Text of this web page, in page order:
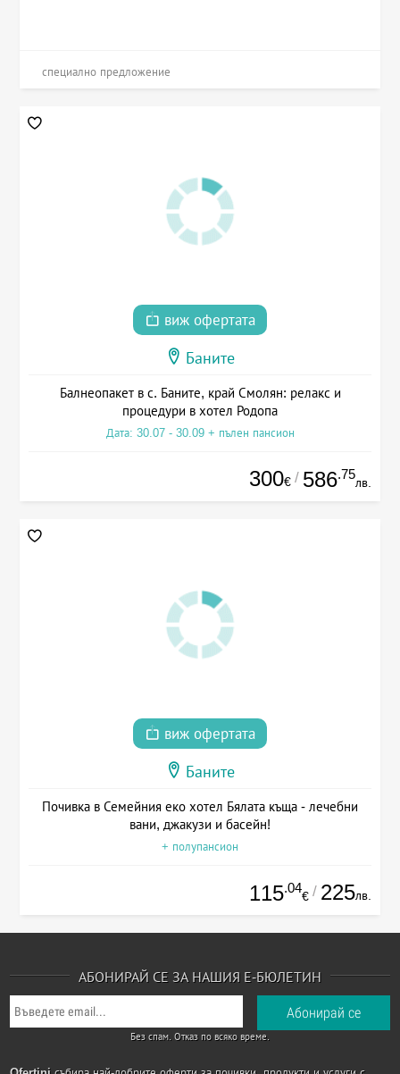
специално предложение
виж офертата
Баните
Балнеопакет в с. Баните, край Смолян: релакс и
процедури в хотел Родопа
Дата: 30.07 - 30.09 + пълен пансион
300€ / 586.75
лв.
виж офертата
Баните
Почивка в Семейния еко хотел Бялата къща - лечебни
вани, джакузи и басейн!
+ полупансион
115.04
€ / 225лв.
АБОНИРАЙ СЕ ЗА НАШИЯ Е-БЮЛЕТИН
Без спам. Отказ по всяко време.